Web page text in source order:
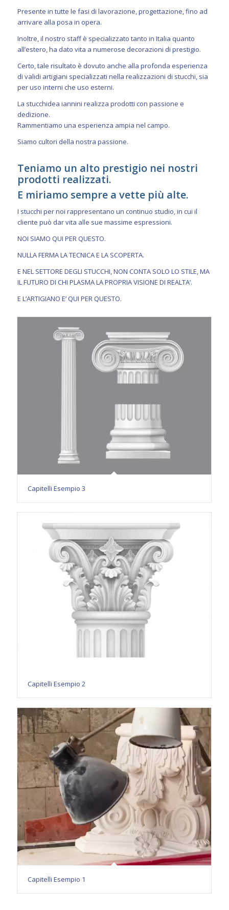
Presente in tutte le fasi di lavorazione, progettazione, fino ad
arrivare alla posa in opera.
Inoltre, il nostro staff è specializzato tanto in Italia quanto
all’estero, ha dato vita a numerose decorazioni di prestigio.
Certo, tale risultato è dovuto anche alla profonda esperienza
di validi artigiani specializzati nella realizzazioni di stucchi, sia
per uso interni che uso esterni.
La stucchidea iannini realizza prodotti con passione e
dedizione.
Rammentiamo una esperienza ampia nel campo.
Siamo cultori della nostra passione.
Teniamo un alto prestigio nei nostri
prodotti realizzati.
E miriamo sempre a vette più alte.
I stucchi per noi rappresentano un continuo studio, in cui il
cliente può dar vita alle sue massime espressioni.
NOI SIAMO QUI PER QUESTO.
NULLA FERMA LA TECNICA E LA SCOPERTA.
E NEL SETTORE DEGLI STUCCHI, NON CONTA SOLO LO STILE, MA
IL FUTURO DI CHI PLASMA LA PROPRIA VISIONE DI REALTA’.
E L’ARTIGIANO E’ QUI PER QUESTO.
Capitelli Esempio 3
Capitelli Esempio 2
Capitelli Esempio 1